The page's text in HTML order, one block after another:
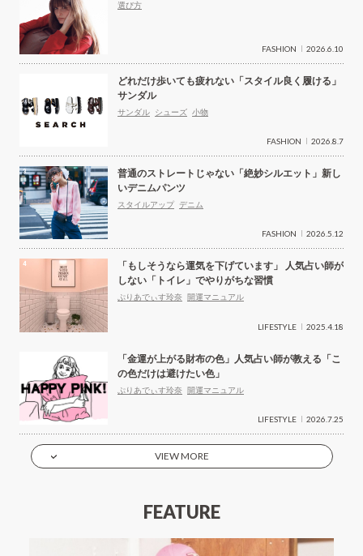
選び方
FASHION 2026.6.10
どれだけ歩いても疲れない「スタイル良く履ける」
サンダル
サンダル シューズ 小物
FASHION 2026.8.7
普通のストレートじゃない「絶妙シルエット」新し
いデニムパンツ
スタイルアップ デニム
FASHION 2026.5.12
「もしそうなら運気を下げています」 人気占い師が
しない「トイレ」でやりがちな習慣
ぷりあでぃす玲奈 開運マニュアル
LIFESTYLE 2025.4.18
「金運が上がる財布の色」人気占い師が教える「こ
の色だけは避けたい色」
ぷりあでぃす玲奈 開運マニュアル
LIFESTYLE 2026.7.25
VIEW MORE
FEATURE